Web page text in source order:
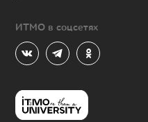
ИТМО в соцсетях